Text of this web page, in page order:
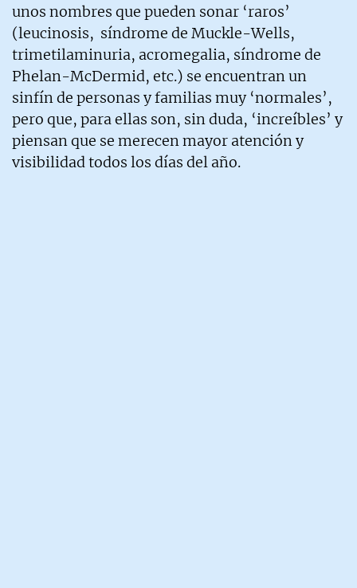
unos nombres que pueden sonar ‘raros’
(leucinosis, síndrome de Muckle-Wells,
trimetilaminuria, acromegalia, síndrome de
Phelan-McDermid, etc.) se encuentran un
sinfín de personas y familias muy ‘normales’,
pero que, para ellas son, sin duda, ‘increíbles’ y
piensan que se merecen mayor atención y
visibilidad todos los días del año.